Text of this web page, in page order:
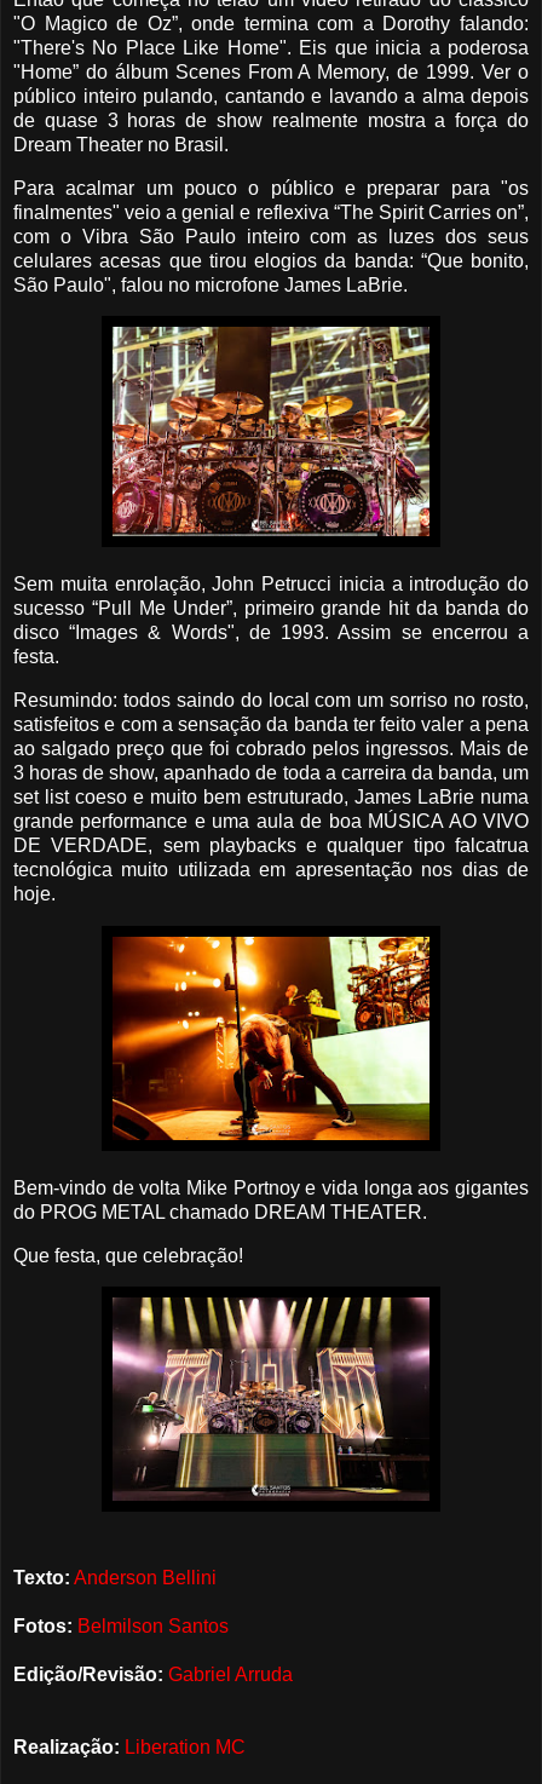
"O Magico de Oz”, onde termina com a Dorothy falando:
"There's No Place Like Home". Eis que inicia a poderosa
"Home” do álbum Scenes From A Memory, de 1999. Ver o
público inteiro pulando, cantando e lavando a alma depois
de quase 3 horas de show realmente mostra a força do
Dream Theater no Brasil.
Para acalmar um pouco o público e preparar para "os
finalmentes" veio a genial e reflexiva “The Spirit Carries on”,
com o Vibra São Paulo inteiro com as luzes dos seus
celulares acesas que tirou elogios da banda: “Que bonito,
São Paulo", falou no microfone James LaBrie.
Sem muita enrolação, John Petrucci inicia a introdução do
sucesso “Pull Me Under”, primeiro grande hit da banda do
disco “Images & Words", de 1993. Assim se encerrou a
festa.
Resumindo: todos saindo do local com um sorriso no rosto,
satisfeitos e com a sensação da banda ter feito valer a pena
ao salgado preço que foi cobrado pelos ingressos. Mais de
3 horas de show, apanhado de toda a carreira da banda, um
set list coeso e muito bem estruturado, James LaBrie numa
grande performance e uma aula de boa MÚSICA AO VIVO
DE VERDADE, sem playbacks e qualquer tipo falcatrua
tecnológica muito utilizada em apresentação nos dias de
hoje.
Bem-vindo de volta Mike Portnoy e vida longa aos gigantes
do PROG METAL chamado DREAM THEATER.
Que festa, que celebração!
Texto: Anderson Bellini
Fotos: Belmilson Santos
Edição/Revisão: Gabriel Arruda
Realização: Liberation MC